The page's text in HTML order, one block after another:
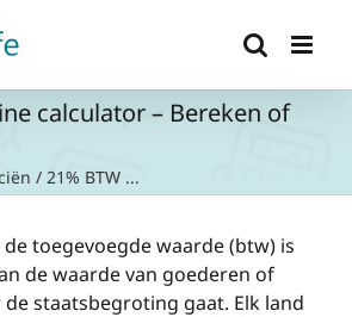
calculator – Bereken of
/ 21% BTW ...
toegevoegde waarde (btw) is
de waarde van goederen of
staatsbegroting gaat. Elk land